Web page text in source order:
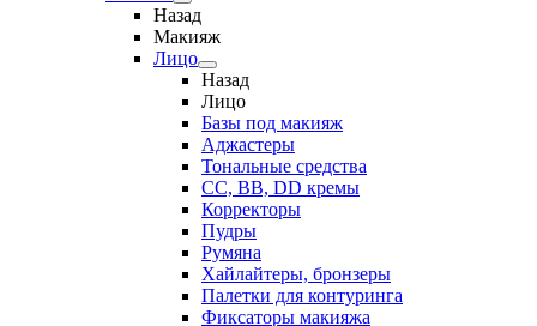
Назад
Макияж
Лицо
Назад
Лицо
Базы под макияж
Аджастеры
Тональные средства
CC, BB, DD кремы
Корректоры
Пудры
Румяна
Хайлайтеры, бронзеры
Палетки для контуринга
Фиксаторы макияжа